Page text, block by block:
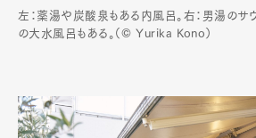
左：薬湯や炭酸泉もある内風呂。右：男湯のサ
の大水風呂もある。（© Yurika Kono）